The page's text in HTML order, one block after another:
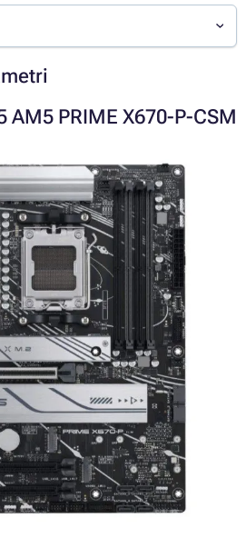
AM5 PRIME X670-P-CSM